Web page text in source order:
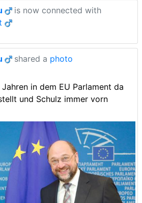
is now connected with
shared a photo
in dem EU Parlament da
und Schulz immer vorn